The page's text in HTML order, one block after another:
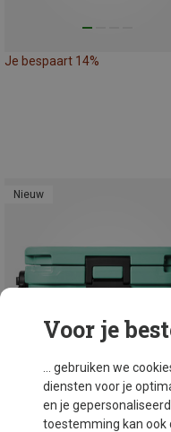
Je bespaart 14%
Nieuw
Voor je
... gebruiken we
diensten voor je
en je
toestemming kan ook